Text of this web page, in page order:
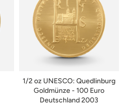
1/2 oz UNESCO: Quedlinburg
Goldmünze - 100 Euro
Deutschland 2003